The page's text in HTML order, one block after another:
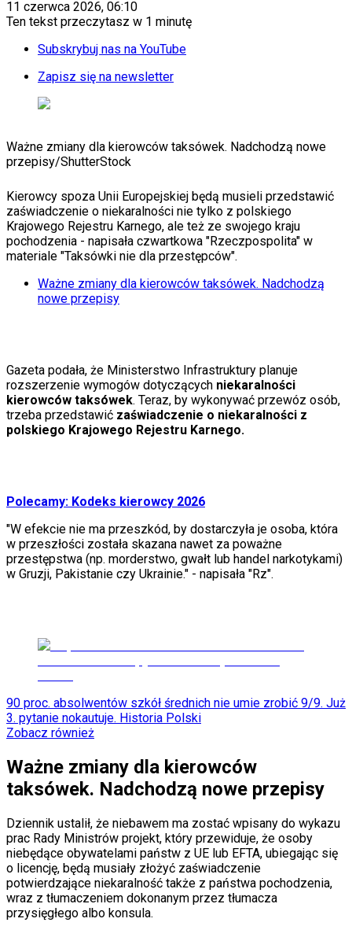
Auto
Aktualności
Auta ekologiczne
Automotive
Jednoślady
Premiery
Testy
Aktualności
Plotki
Telewizja
Hity internetu
Edukacja
Matura
Kobieta
Święta
Sport
Piłka nożna
Siatkówka
Tenis
Lekkoatletyka
Nostalgia
Łamigłówki
Kartka z kalendarza
Kultowe przeboje
Porady z tamtych lat
Wtedy się działo
Europa
Świat
Ubezpieczenie
Pogoda
Moto
Quizy
Choroby
Profilaktyka
Diety
Nieruchomości
Budowa i remont
Architektura i design
Kupno i wynajem
11 czerwca 2026, 06:10
Ten tekst przeczytasz w 1 minutę
Subskrybuj nas na YouTube
Zapisz się na newsletter
Ważne zmiany dla kierowców taksówek. Nadchodzą nowe
przepisy/ShutterStock
Kierowcy spoza Unii Europejskiej będą musieli przedstawić
zaświadczenie o niekaralności nie tylko z polskiego
Krajowego Rejestru Karnego, ale też ze swojego kraju
pochodzenia - napisała czwartkowa "Rzeczpospolita" w
materiale "Taksówki nie dla przestępców".
Ważne zmiany dla kierowców taksówek. Nadchodzą
nowe przepisy
Gazeta podała, że Ministerstwo Infrastruktury planuje
rozszerzenie wymogów dotyczących niekaralności
kierowców taksówek. Teraz, by wykonywać przewóz osób,
trzeba przedstawić zaświadczenie o niekaralności z
polskiego Krajowego Rejestru Karnego.
Polecamy: Kodeks kierowcy 2026
"W efekcie nie ma przeszkód, by dostarczyła je osoba, która
w przeszłości została skazana nawet za poważne
przestępstwa (np. morderstwo, gwałt lub handel narkotykami)
w Gruzji, Pakistanie czy Ukrainie." - napisała "Rz".
90 proc. absolwentów szkół średnich nie umie zrobić 9/9. Już
3. pytanie nokautuje. Historia Polski
Zobacz również
Ważne zmiany dla kierowców
taksówek. Nadchodzą nowe przepisy
Dziennik ustalił, że niebawem ma zostać wpisany do wykazu
prac Rady Ministrów projekt, który przewiduje, że osoby
niebędące obywatelami państw z UE lub EFTA, ubiegając się
o licencję, będą musiały złożyć zaświadczenie
potwierdzające niekaralność także z państwa pochodzenia,
wraz z tłumaczeniem dokonanym przez tłumacza
przysięgłego albo konsula.